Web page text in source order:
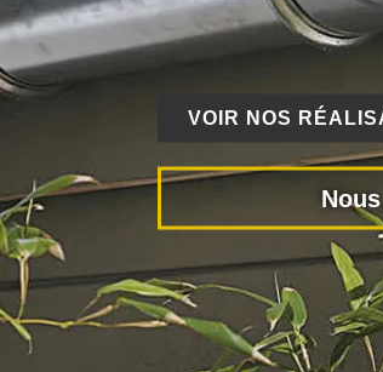
VOIR NOS